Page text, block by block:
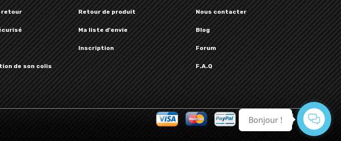
retour
de son colis
Retour de produit
Ma liste d'envie
Inscription
Nous contacter
Blog
Forum
F.A.Q
Bonjour !